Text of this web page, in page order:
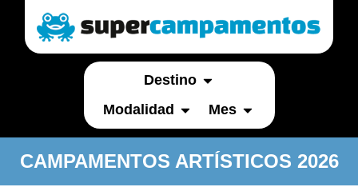
Destino
Modalidad
Mes
CAMPAMENTOS ARTÍSTICOS 2026